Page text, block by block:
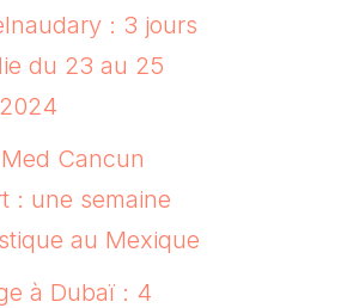
: 3 jours
du 23 au 25
Cancun
: une semaine
au Mexique
à Dubaï : 4